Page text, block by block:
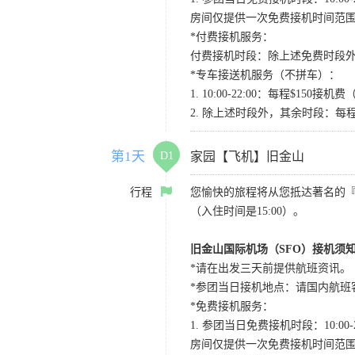
房间仅提供一次免费接机时间范
*付费接机服务：
付费接机时段：除上述免费时段
*专车接送机服务（不拼车）：
1. 10:00-22:00：每程$150接机
2. 除上述时段外，其余时段：每
第1天 D1 家园【飞机】旧金山
行程
您愉快的旅程将从您抵达著名的
（入住时间是15:00）。
旧金山国际机场（SFO）接机须
*请在出发三天前提供航班资讯。
*参团当日接机地点：请国内航班
*免费接机服务：
1. 参团当日免费接机时段：
房间仅提供一次免费接机时间范